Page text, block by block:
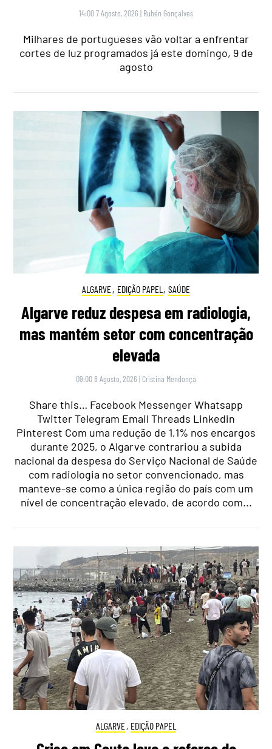
14:00 7 Agosto, 2026 | Rubén Gonçalves
Milhares de portugueses vão voltar a enfrentar
cortes de luz programados já este domingo, 9 de
agosto
ALGARVE, EDIÇÃO PAPEL , SAÚDE
Algarve reduz despesa em radiologia,
mas mantém setor com concentração
elevada
09:00 8 Agosto, 2026 | Cristina Mendonça
Share this… Facebook Messenger Whatsapp
Twitter Telegram Email Threads Linkedin
Pinterest Com uma redução de 1,1% nos encargos
durante 2025, o Algarve contrariou a subida
nacional da despesa do Serviço Nacional de Saúde
com radiologia no setor convencionado, mas
manteve-se como a única região do país com um
nível de concentração elevado, de acordo com...
ALGARVE, EDIÇÃO PAPEL